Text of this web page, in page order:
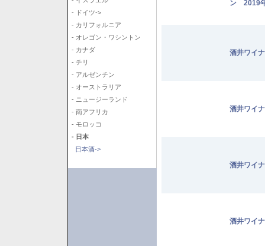
- ドイツ->
- カリフォルニア
- オレゴン・ワシントン
- カナダ
- チリ
- アルゼンチン
- オーストラリア
- ニュージーランド
- 南アフリカ
- モロッコ
- 日本
日本酒->
ン 2019
酒井ワイ
酒井ワイ
酒井ワイ
酒井ワイ